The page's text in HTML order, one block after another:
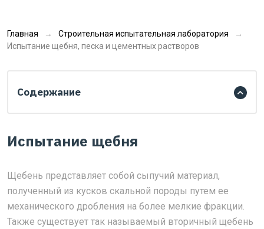
Главная
Строительная испытательная лаборатория
Испытание щебня, песка и цементных растворов
Содержание
Испытание щебня
Щебень представляет собой сыпучий материал,
полученный из кусков скальной породы путем ее
механического дробления на более мелкие фракции.
Также существует так называемый вторичный щебень